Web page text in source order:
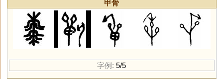
甲骨
字例: 5/5